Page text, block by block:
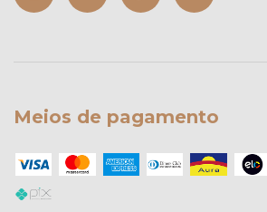
Meios de pagamento